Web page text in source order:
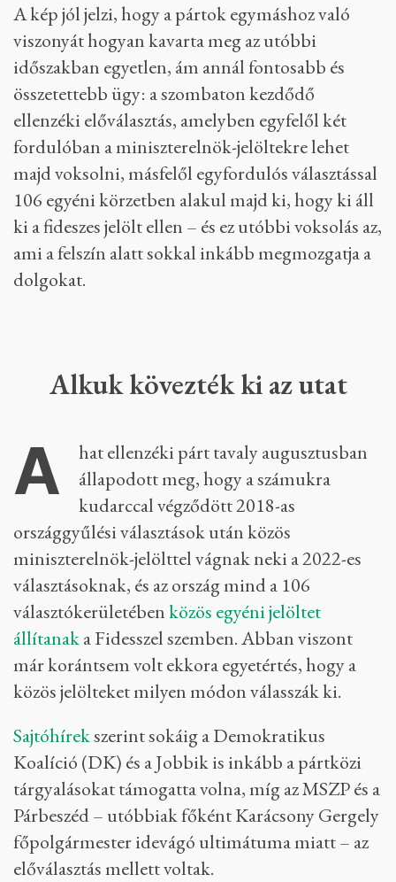
A kép jól jelzi, hogy a pártok egymáshoz való
viszonyát hogyan kavarta meg az utóbbi
időszakban egyetlen, ám annál fontosabb és
összetettebb ügy: a szombaton kezdődő
ellenzéki előválasztás, amelyben egyfelől két
fordulóban a miniszterelnök-jelöltekre lehet
majd voksolni, másfelől egyfordulós választással
106 egyéni körzetben alakul majd ki, hogy ki áll
ki a fideszes jelölt ellen – és ez utóbbi voksolás az,
ami a felszín alatt sokkal inkább megmozgatja a
dolgokat.
Alkuk kövezték ki az utat
A
hat ellenzéki párt tavaly augusztusban
állapodott meg, hogy a számukra
kudarccal végződött 2018-as
országgyűlési választások után közös
miniszterelnök-jelölttel vágnak neki a 2022-es
választásoknak, és az ország mind a 106
választókerületébenközös egyéni jelöltet
állítanaka Fidesszel szemben. Abban viszont
már korántsem volt ekkora egyetértés, hogy a
közös jelölteket milyen módon válasszák ki​​.
Sajtóhírekszerint sokáig a Demokratikus
Koalíció (DK) és a Jobbik is inkább a pártközi
tárgyalásokat támogatta volna, míg az MSZP és a
Párbeszéd – utóbbiak főként Karácsony Gergely
főpolgármester idevágó ultimátuma miatt – az
előválasztás mellett voltak.